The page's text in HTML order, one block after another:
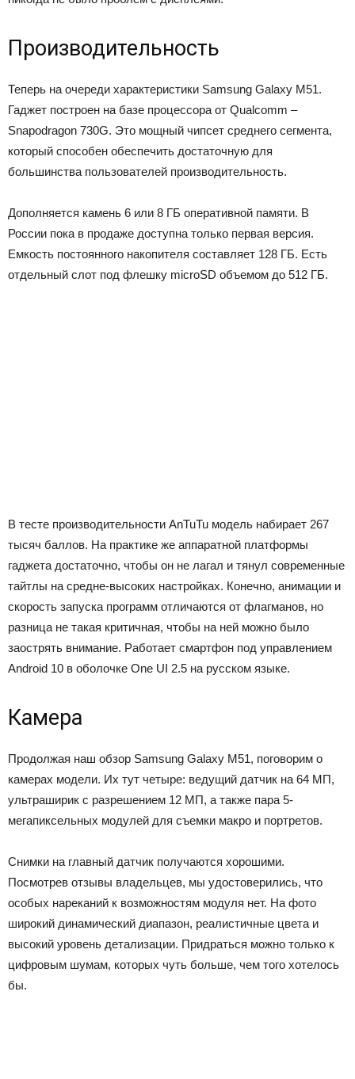
Производительность
Теперь на очереди характеристики Samsung Galaxy M51.
Гаджет построен на базе процессора от Qualcomm –
Snapodragon 730G. Это мощный чипсет среднего сегмента,
который способен обеспечить достаточную для
большинства пользователей производительность.
Дополняется камень 6 или 8 ГБ оперативной памяти. В
России пока в продаже доступна только первая версия.
Емкость постоянного накопителя составляет 128 ГБ. Есть
отдельный слот под флешку microSD объемом до 512 ГБ.
В тесте производительности AnTuTu модель набирает 267
тысяч баллов. На практике же аппаратной платформы
гаджета достаточно, чтобы он не лагал и тянул современные
тайтлы на средне-высоких настройках. Конечно, анимации и
скорость запуска программ отличаются от флагманов, но
разница не такая критичная, чтобы на ней можно было
заострять внимание. Работает смартфон под управлением
Android 10 в оболочке One UI 2.5 на русском языке.
Камера
Продолжая наш обзор Samsung Galaxy M51, поговорим о
камерах модели. Их тут четыре: ведущий датчик на 64 МП,
ультраширик с разрешением 12 МП, а также пара 5-
мегапиксельных модулей для съемки макро и портретов.
Снимки на главный датчик получаются хорошими.
Посмотрев отзывы владельцев, мы удостоверились, что
особых нареканий к возможностям модуля нет. На фото
широкий динамический диапазон, реалистичные цвета и
высокий уровень детализации. Придраться можно только к
цифровым шумам, которых чуть больше, чем того хотелось
бы.